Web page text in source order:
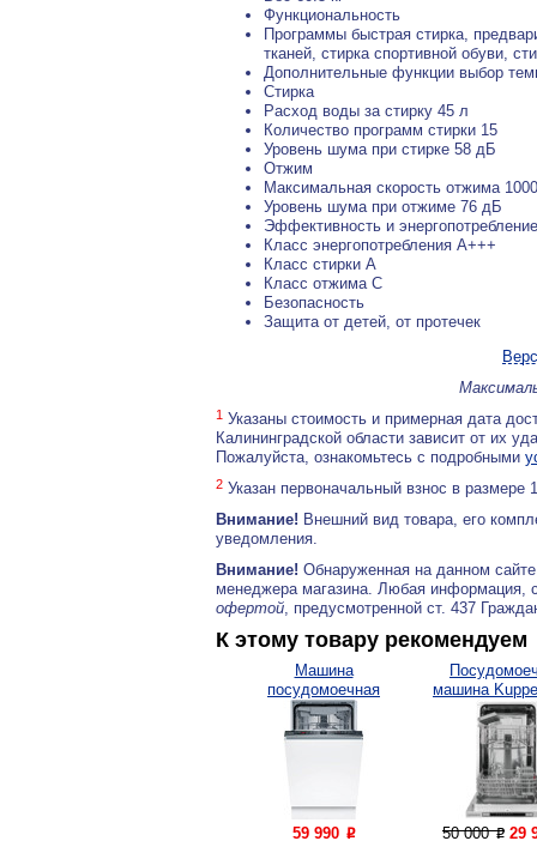
Функциональность
Программы быстрая стирка,
тканей, стирка спортивной обуви,
Дополнительные функции выбор
Стирка
Расход воды за стирку 45 л
Количество программ стирки 15
Уровень шума при стирке 58 дБ
Отжим
Максимальная скорость отжима
Уровень шума при отжиме 76 дБ
Эффективность и энергопотребление
Класс энергопотребления A+++
Класс стирки A
Класс отжима C
Безопасность
Защита от детей, от протечек
1 Указаны стоимость и примерная дата
Калининградской области зависит от их
Пожалуйста, ознакомьтесь с подробными
2 Указан первоначальный взнос в
Внимание! Внешний вид товара, его
уведомления.
Внимание! Обнаруженная на данном
менеджера магазина. Любая информация,
офертой, предусмотренной ст. 437
К этому товару рекомендуем
Машина
посудомоечная
встраиваемая...
59 990 P
машина
GSM...
50 000P 29